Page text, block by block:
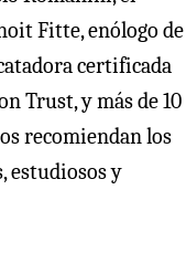
Fitte, enólogo de
certificada
Trust, y más de 10
recomiendan los
estudiosos y